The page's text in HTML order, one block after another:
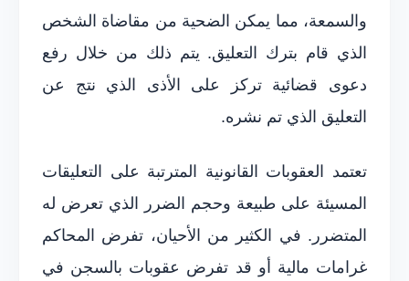
والسمعة، مما يمكن الضحية من مقاضاة الشخص
الذي قام بترك التعليق. يتم ذلك من خلال رفع
دعوى قضائية تركز على الأذى الذي نتج عن
التعليق الذي تم نشره.
تعتمد العقوبات القانونية المترتبة على التعليقات
المسيئة على طبيعة وحجم الضرر الذي تعرض له
المتضرر. في الكثير من الأحيان، تفرض المحاكم
غرامات مالية أو قد تفرض عقوبات بالسجن في